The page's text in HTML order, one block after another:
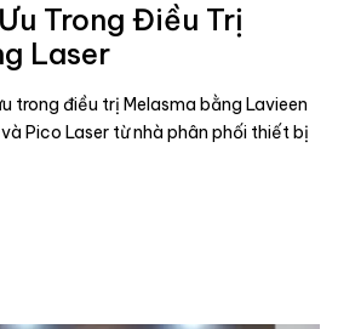
Trong Điều Trị
Laser
trong điều trị Melasma bằng Lavieen
Pico Laser từ nhà phân phối thiết bị